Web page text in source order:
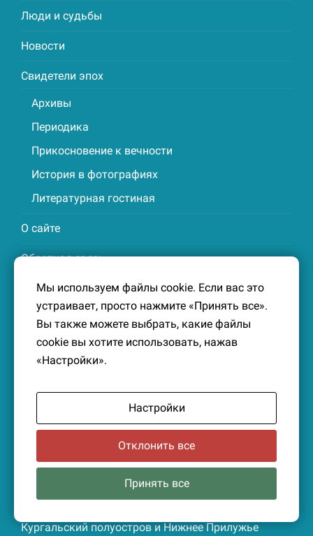
Люди и судьбы
Новости
Свидетели эпох
Архивы
Периодика
Прикосновение к вечности
История в фотографиях
Литературная гостиная
О сайте
Обратная связь
Главы летописи
Общие сведения
Таменгонтская республика
Сойкинский полуостров
Лужская губа
Кургальский полуостров и Нижнее Прилужье
Мы используем файлы cookie. Если вас это
устраивает, просто нажмите «Принять все».
Вы также можете выбрать, какие файлы
cookie вы хотите использовать, нажав
«Настройки».
Настройки
Отклонить все
Принять все